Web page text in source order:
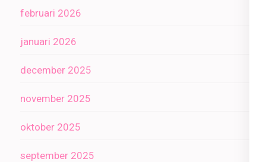
februari 2026
januari 2026
december 2025
november 2025
oktober 2025
september 2025